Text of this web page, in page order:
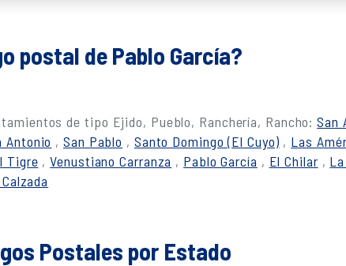
postal de Pablo García?
de tipo Ejido, Pueblo, Ranchería, Rancho:San
Antonio ,San Pablo , Santo Domingo (El Cuyo) , Las
Tigre ,Venustiano Carranza , Pablo García , El Chilar ,
Postales por Estado